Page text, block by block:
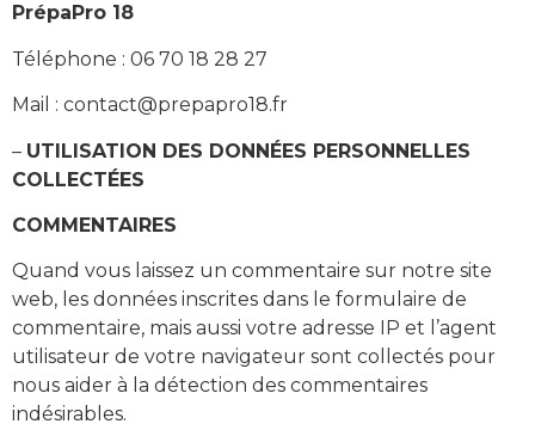
PrépaPro 18
Téléphone : 06 70 18 28 27
Mail : contact@prepapro18.fr
– UTILISATION DES DONNÉES PERSONNELLES
COLLECTÉES
COMMENTAIRES
Quand vous laissez un commentaire sur notre site
web, les données inscrites dans le formulaire de
commentaire, mais aussi votre adresse IP et l’agent
utilisateur de votre navigateur sont collectés pour
nous aider à la détection des commentaires
indésirables.